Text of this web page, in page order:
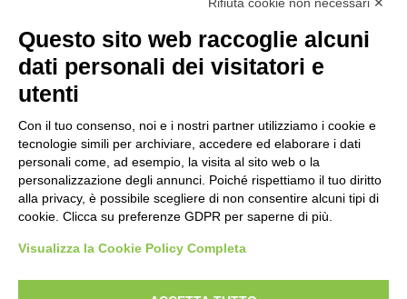
Recinti Elettrici e Elettrificatori(877)
Ricambi Allattatrici Forster(0)
Senza categoria (232)
Stalle: Accessori e Montaggio(177)
Street Food(67)
Tosatrici(711)
Trattorini Husqvarna(0)
Questo sito web raccoglie alcuni
dati personali dei visitatori e
utenti
Con il tuo consenso, noi e i nostri partner utilizziamo i cookie e
tecnologie simili per archiviare, accedere ed elaborare i dati
personali come, ad esempio, la visita al sito web o la
personalizzazione degli annunci. Poiché rispettiamo il tuo diritto
alla privacy, è possibile scegliere di non consentire alcuni tipi di
cookie. Clicca su preferenze GDPR per saperne di più.
Visualizza la Cookie Policy Completa